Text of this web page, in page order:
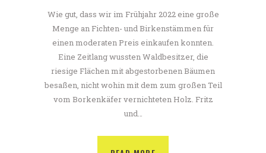
Wie gut, dass wir im Frühjahr 2022 eine große
Menge an Fichten- und Birkenstämmen für
einen moderaten Preis einkaufen konnten.
Eine Zeitlang wussten Waldbesitzer, die
riesige Flächen mit abgestorbenen Bäumen
besaßen, nicht wohin mit dem zum großen Teil
vom Borkenkäfer vernichteten Holz. Fritz
und…